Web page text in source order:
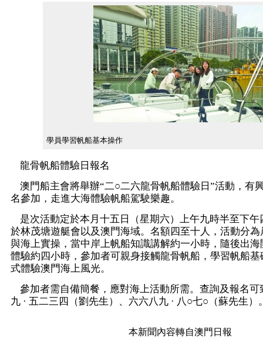
學員學習帆船基本操作
龍骨帆船體驗日報名
澳門船主會將舉辦“二○二六龍骨帆船體驗日”活動，有
名參加，走進大海體驗帆船駕駛樂趣。
是次活動定於本月十五日（星期六）上午九時半至下午
於林茂塘遊艇會以及澳門海域。名額四至十人，活動分
與海上實操，當中岸上帆船知識講解約一小時，隨後出
體驗約四小時，參加者可親身接觸龍骨帆船，學習帆船
式體驗澳門海上風光。
參加者需自備簡餐，應對海上活動所需。查詢及報名可
九 · 五二三四（劉先生）、六六八九 · 八○七○（蘇先生）
本新聞內容轉自澳門日報